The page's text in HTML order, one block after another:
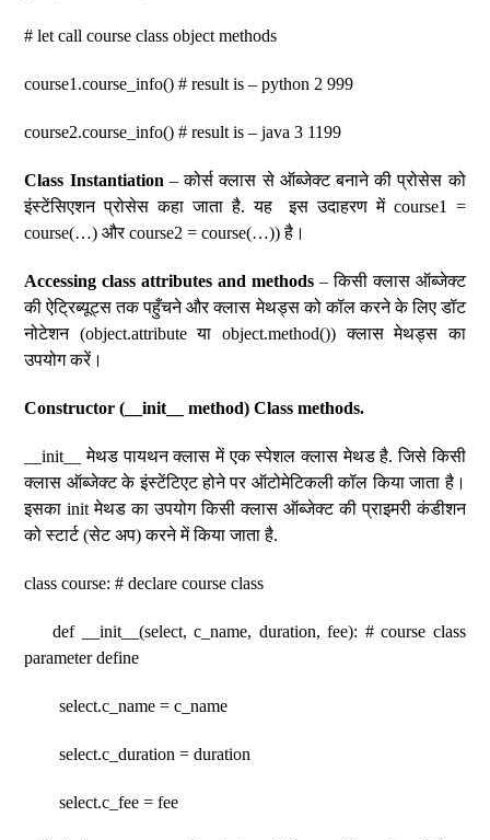
# let call course class object methods
course1.course_info() # result is – python 2 999
course2.course_info() # result is – java 3 1199
Class Instantiation – कोर्स क्लास से ऑब्जेक्ट बनाने की प्रोसेस को
इंस्टेंसिएशन प्रोसेस कहा जाता है. यह इस उदाहरण में course1 =
course(…) और course2 = course(…)) है।
Accessing class attributes and methods – किसी क्लास ऑब्जेक्ट
की ऐट्रिब्यूट्स तक पहुँचने और क्लास मेथड्स को कॉल करने के लिए डॉट
नोटेशन (object.attribute या object.method()) क्लास मेथड्स का
उपयोग करें।
Constructor (__init__ method) Class methods.
__init__ मेथड पायथन क्लास में एक स्पेशल क्लास मेथड है. जिसे किसी
क्लास ऑब्जेक्ट के इंस्टेंटिएट होने पर ऑटोमेटिकली कॉल किया जाता है।
इसका init मेथड का उपयोग किसी क्लास ऑब्जेक्ट की प्राइमरी कंडीशन
को स्टार्ट (सेट अप) करने में किया जाता है.
class course: # declare course class
def __init__(select, c_name, duration, fee): # course class
parameter define
select.c_name = c_name
select.c_duration = duration
select.c_fee = fee